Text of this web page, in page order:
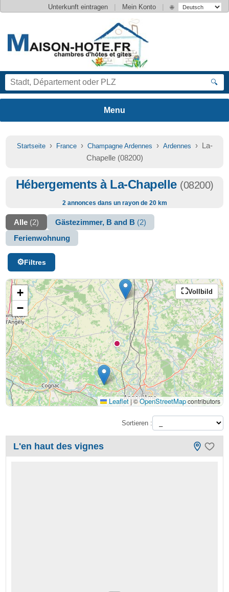
Unterkunft eintragen | Mein Konto | 🌐
🔍
Startseite› France› Champagne Ardennes › Ardennes › La-
Chapelle (08200)
Hébergements à La-Chapelle (08200)
2 annonces dans un rayon de 20 km
Alle (2) Gästezimmer, B and B (2)
Ferienwohnung
Filtres
Vollbild
+
−
Leaflet|©OpenStreetMapcontributors
Sortieren :
L'en haut des vignes